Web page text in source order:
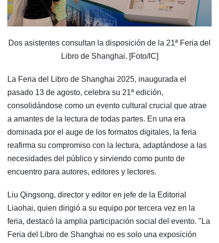
Dos asistentes consultan la disposición de la 21ª Feria del
Libro de Shanghai. [Foto/IC]
La Feria del Libro de Shanghai 2025, inaugurada el
pasado 13 de agosto, celebra su 21ª edición,
consolidándose como un evento cultural crucial que atrae
a amantes de la lectura de todas partes. En una era
dominada por el auge de los formatos digitales, la feria
reafirma su compromiso con la lectura, adaptándose a las
necesidades del público y sirviendo como punto de
encuentro para autores, editores y lectores.
Liu Qingsong, director y editor en jefe de la Editorial
Liaohai, quien dirigió a su equipo por tercera vez en la
feria, destacó la amplia participación social del evento. "La
Feria del Libro de Shanghai no es solo una exposición